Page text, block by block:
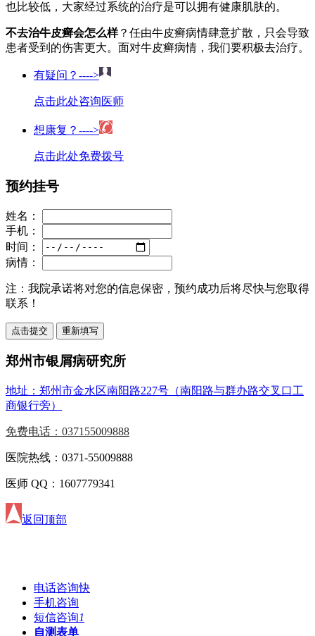
也比较低，大家经过系统的治疗是可以拥有健康肌肤的。
不去治牛皮癣会怎么样？任由牛皮癣病情肆意扩散，只会导致
患者受到的伤害更大。面对牛皮癣病情，我们要积极去治疗。
有疑问？---->
点击此处咨询医师
想康复？---->
点击此处免费拨号
预约挂号
姓名：
手机：
时间：
病情：
注： 我院承诺将对您的信息保密，预约成功后将尽快与您取得
联系！
郑州市银屑病研究所
地址：郑州市金水区南阳路227号（南阳路与群办路交叉口工
商银行旁）
免费电话：037155009888
医院热线：0371-55009888
医师 QQ：1607779341
返回顶部
电话咨询快
手机咨询
短信咨询1
自测表单